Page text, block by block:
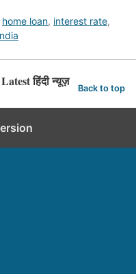
home loan, interest rate,
हिंदी न्यूज़ Back to top